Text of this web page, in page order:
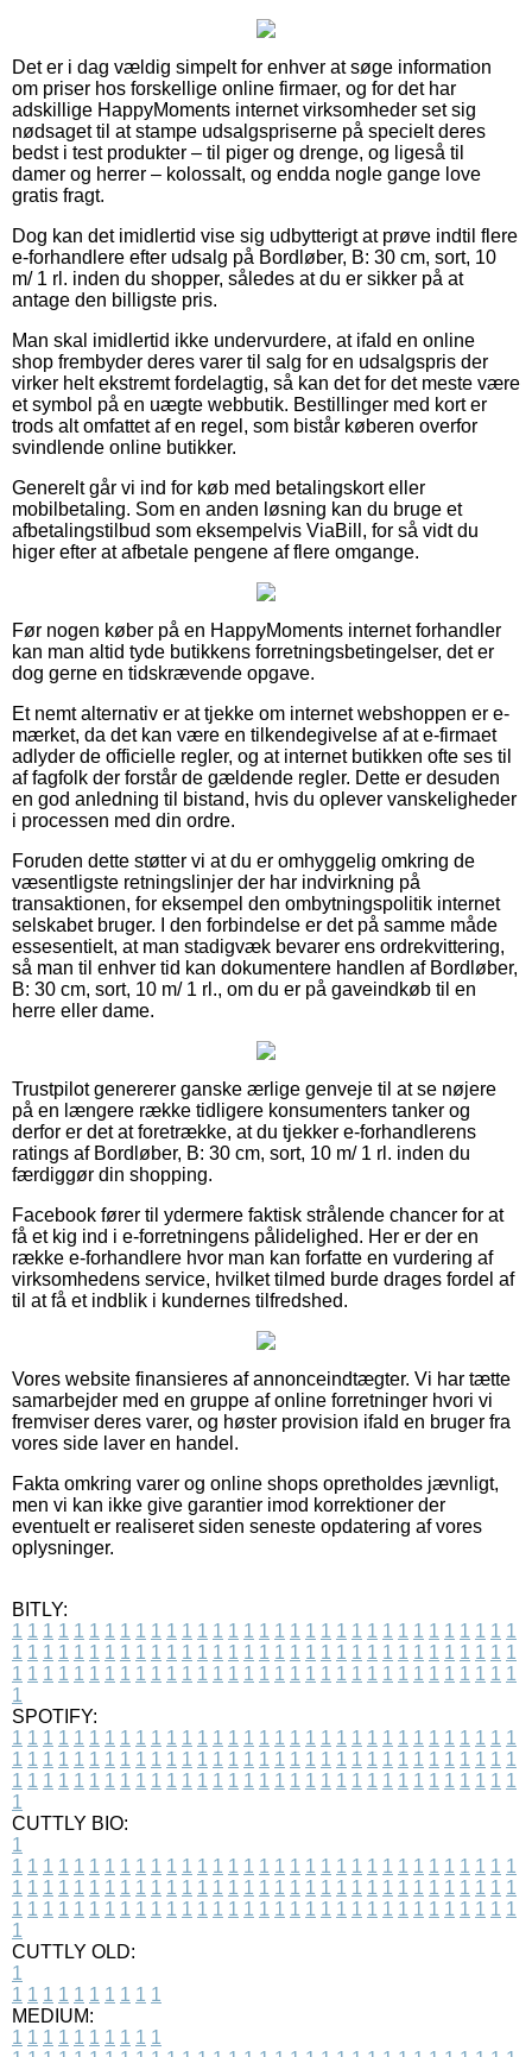
Det er i dag vældig simpelt for enhver at søge information
om priser hos forskellige online firmaer, og for det har
adskillige HappyMoments internet virksomheder set sig
nødsaget til at stampe udsalgspriserne på specielt deres
bedst i test produkter – til piger og drenge, og ligeså til
damer og herrer – kolossalt, og endda nogle gange love
gratis fragt.
Dog kan det imidlertid vise sig udbytterigt at prøve indtil flere
e-forhandlere efter udsalg på Bordløber, B: 30 cm, sort, 10
m/ 1 rl. inden du shopper, således at du er sikker på at
antage den billigste pris.
Man skal imidlertid ikke undervurdere, at ifald en online
shop frembyder deres varer til salg for en udsalgspris der
virker helt ekstremt fordelagtig, så kan det for det meste være
et symbol på en uægte webbutik. Bestillinger med kort er
trods alt omfattet af en regel, som bistår køberen overfor
svindlende online butikker.
Generelt går vi ind for køb med betalingskort eller
mobilbetaling. Som en anden løsning kan du bruge et
afbetalingstilbud som eksempelvis ViaBill, for så vidt du
higer efter at afbetale pengene af flere omgange.
Før nogen køber på en HappyMoments internet forhandler
kan man altid tyde butikkens forretningsbetingelser, det er
dog gerne en tidskrævende opgave.
Et nemt alternativ er at tjekke om internet webshoppen er e-
mærket, da det kan være en tilkendegivelse af at e-firmaet
adlyder de officielle regler, og at internet butikken ofte ses til
af fagfolk der forstår de gældende regler. Dette er desuden
en god anledning til bistand, hvis du oplever vanskeligheder
i processen med din ordre.
Foruden dette støtter vi at du er omhyggelig omkring de
væsentligste retningslinjer der har indvirkning på
transaktionen, for eksempel den ombytningspolitik internet
selskabet bruger. I den forbindelse er det på samme måde
essesentielt, at man stadigvæk bevarer ens ordrekvittering,
så man til enhver tid kan dokumentere handlen af Bordløber,
B: 30 cm, sort, 10 m/ 1 rl., om du er på gaveindkøb til en
herre eller dame.
Trustpilot genererer ganske ærlige genveje til at se nøjere
på en længere række tidligere konsumenters tanker og
derfor er det at foretrække, at du tjekker e-forhandlerens
ratings af Bordløber, B: 30 cm, sort, 10 m/ 1 rl. inden du
færdiggør din shopping.
Facebook fører til ydermere faktisk strålende chancer for at
få et kig ind i e-forretningens pålidelighed. Her er der en
række e-forhandlere hvor man kan forfatte en vurdering af
virksomhedens service, hvilket tilmed burde drages fordel af
til at få et indblik i kundernes tilfredshed.
Vores website finansieres af annonceindtægter. Vi har tætte
samarbejder med en gruppe af online forretninger hvori vi
fremviser deres varer, og høster provision ifald en bruger fra
vores side laver en handel.
Fakta omkring varer og online shops opretholdes jævnligt,
men vi kan ikke give garantier imod korrektioner der
eventuelt er realiseret siden seneste opdatering af vores
oplysninger.
BITLY:
1 1 1 1 1 1 1 1 1 1 1 1 1 1 1 1 1 1 1 1 1 1 1 1 1 1 1 1 1 1 1 1 1
1 1 1 1 1 1 1 1 1 1 1 1 1 1 1 1 1 1 1 1 1 1 1 1 1 1 1 1 1 1 1 1 1
1 1 1 1 1 1 1 1 1 1 1 1 1 1 1 1 1 1 1 1 1 1 1 1 1 1 1 1 1 1 1 1 1
1
SPOTIFY:
1 1 1 1 1 1 1 1 1 1 1 1 1 1 1 1 1 1 1 1 1 1 1 1 1 1 1 1 1 1 1 1 1
1 1 1 1 1 1 1 1 1 1 1 1 1 1 1 1 1 1 1 1 1 1 1 1 1 1 1 1 1 1 1 1 1
1 1 1 1 1 1 1 1 1 1 1 1 1 1 1 1 1 1 1 1 1 1 1 1 1 1 1 1 1 1 1 1 1
1
CUTTLY BIO:
1
1 1 1 1 1 1 1 1 1 1 1 1 1 1 1 1 1 1 1 1 1 1 1 1 1 1 1 1 1 1 1 1 1
1 1 1 1 1 1 1 1 1 1 1 1 1 1 1 1 1 1 1 1 1 1 1 1 1 1 1 1 1 1 1 1 1
1 1 1 1 1 1 1 1 1 1 1 1 1 1 1 1 1 1 1 1 1 1 1 1 1 1 1 1 1 1 1 1 1
1
CUTTLY OLD:
1
1 1 1 1 1 1 1 1 1 1
MEDIUM:
1 1 1 1 1 1 1 1 1 1